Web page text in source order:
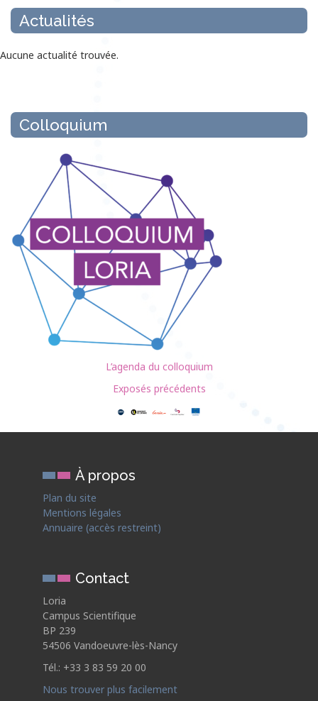
Actualités
Aucune actualité trouvée.
Colloquium
L’agenda du colloquium
Exposés précédents
À propos
Plan du site
Mentions légales
Annuaire (accès restreint)
Contact
Loria
Campus Scientifique
BP 239
54506 Vandoeuvre-lès-Nancy
Tél.: +33 3 83 59 20 00
Nous trouver plus facilement